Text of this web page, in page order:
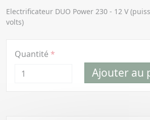
Electrificateur DUO Power 230 - 12 V
volts)
Quantité
Ajouter au